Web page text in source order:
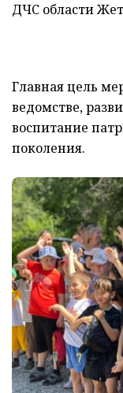
ДЧС области
Главная цель
ведомстве,
воспитание
поколения.